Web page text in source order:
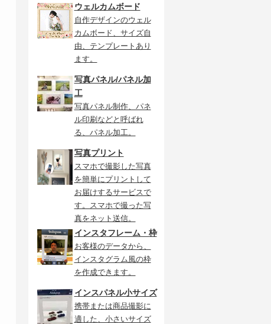
ウェルカムボード
自作デザインのウェル
カムボード、サイズ自
由、テンプレートあり
ます。
写真パネル/パネル加
工
写真パネル制作、パネ
ル印刷などと呼ばれ
る、パネル加工。
写真プリント
スマホで撮影した写真
を簡単にプリントして
お届けするサービスで
す。スマホで撮った写
真をネット送信。
インスタフレーム・枠
お客様のデータから、
インスタグラム風の枠
を作成できます。
インスパネル小サイズ
携帯または商品撮影に
適した、小さいサイズ